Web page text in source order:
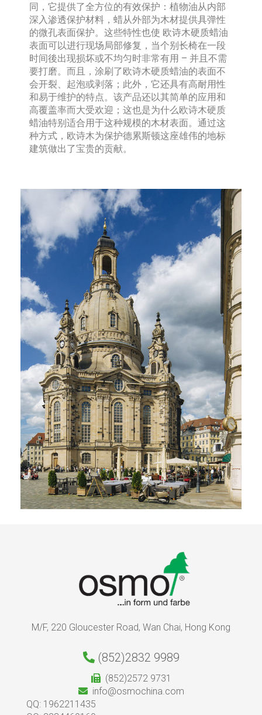
同，它提供了全方位的有效保护：植物油从内部
深入渗透保护材料，蜡从外部为木材提供具弹性
的微孔表面保护。这些特性也使 欧诗木硬质蜡油
表面可以进行现场局部修复，当个别长椅在一段
时间後出现损坏或不均匀时非常有用 – 并且不需
要打磨。而且，涂刷了欧诗木硬质蜡油的表面不
会开裂、起泡或剥落；此外，它还具有高耐用性
和易于维护的特点。该产品还以其简单的应用和
高覆盖率而大受欢迎；这也是为什么欧诗木硬质
蜡油特别适合用于这种规模的木材表面。通过这
种方式，欧诗木为保护德累斯顿这座雄伟的地标
建筑做出了宝贵的贡献。
M/F, 220 Gloucester Road, Wan Chai, Hong Kong
(852)2832 9989
(852)2572 9731
info@osmochina.com
QQ: 1962211435